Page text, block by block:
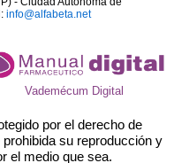
info@alfabeta.net
Vademécum Digital
por el derecho de
su reproducción y
el medio que sea.